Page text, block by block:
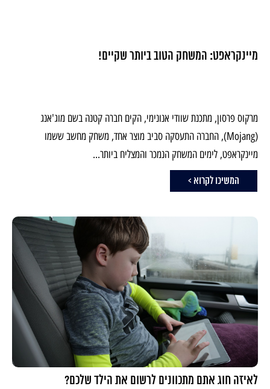
מיינקראפט: המשחק הטוב ביותר שקיים!
מרקוס פרסון, מתכנת שוודי אנונימי, הקים חברה קטנה בשם מוג'אנג
(Mojang), החברה התעסקה סביב מוצר אחד, משחק מחשב ששמו
מיינקראפט, לימים המשחק הנמכר והמצליח ביותר...
המשיכו לקרוא >
לאיזה חוג אתם מתכוונים לרשום את הילד שלכם?